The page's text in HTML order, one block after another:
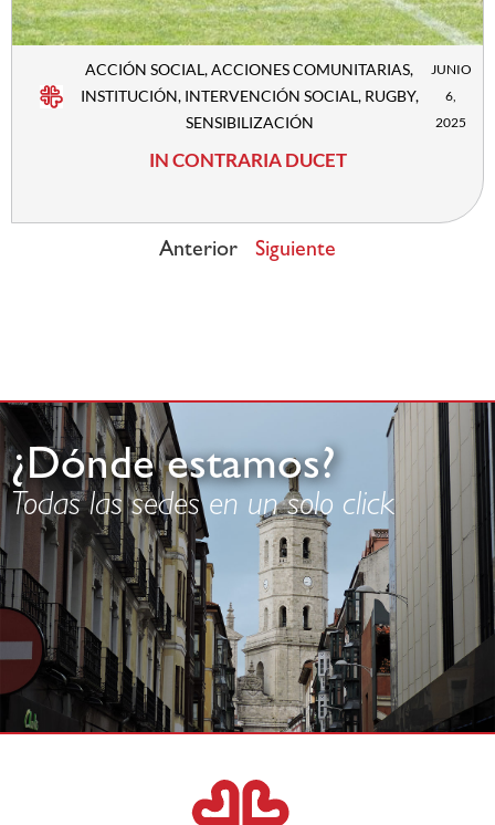
ACCIÓN SOCIAL,ACCIONES COMUNITARIAS,
INSTITUCIÓN, INTERVENCIÓN SOCIAL, RUGBY,
SENSIBILIZACIÓN
JUNIO
6,
2025
IN CONTRARIA DUCET
Anterior Siguiente
¿Dónde estamos?
Todas las sedes en un solo click